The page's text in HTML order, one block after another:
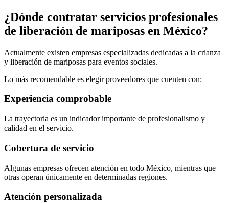
¿Dónde contratar servicios profesionales
de liberación de mariposas en México?
Actualmente existen empresas especializadas dedicadas a la crianza
y liberación de mariposas para eventos sociales.
Lo más recomendable es elegir proveedores que cuenten con:
Experiencia comprobable
La trayectoria es un indicador importante de profesionalismo y
calidad en el servicio.
Cobertura de servicio
Algunas empresas ofrecen atención en todo México, mientras que
otras operan únicamente en determinadas regiones.
Atención personalizada